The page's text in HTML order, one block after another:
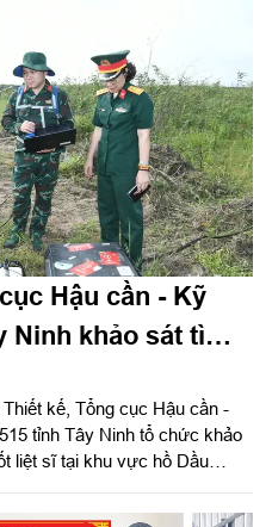
Hậu cần - Kỹ
Ninh khảo sát tìm
kế, Tổng cục Hậu cần -
tỉnh Tây Ninh tổ chức khảo
liệt sĩ tại khu vực hồ Dầu
Trưởng Ban Chỉ đạo 515 tỉnh